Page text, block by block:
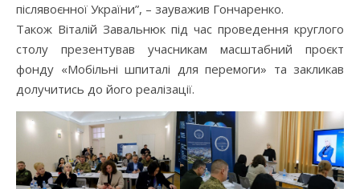
післявоєнної України”, – зауважив Гончаренко.
Також Віталій Завальнюк під час проведення круглого
столу презентував учасникам масштабний проєкт
фонду «Мобільні шпиталі для перемоги» та закликав
долучитись до його реалізації.